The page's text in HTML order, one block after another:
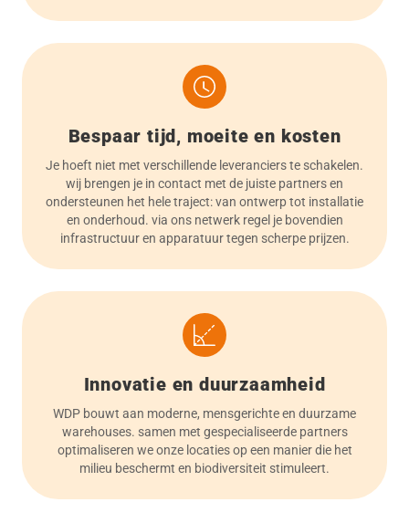
Bespaar tijd, moeite en kosten
Je hoeft niet met verschillende leveranciers te schakelen.
wij brengen je in contact met de juiste partners en
ondersteunen het hele traject: van ontwerp tot installatie
en onderhoud. via ons netwerk regel je bovendien
infrastructuur en apparatuur tegen scherpe prijzen.
Innovatie en duurzaamheid
WDP bouwt aan moderne, mensgerichte en duurzame
warehouses. samen met gespecialiseerde partners
optimaliseren we onze locaties op een manier die het
milieu beschermt en biodiversiteit stimuleert.